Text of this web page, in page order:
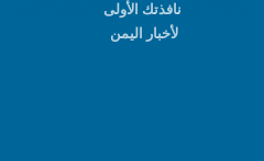
نافذتك الأولى
لأخبار اليمن